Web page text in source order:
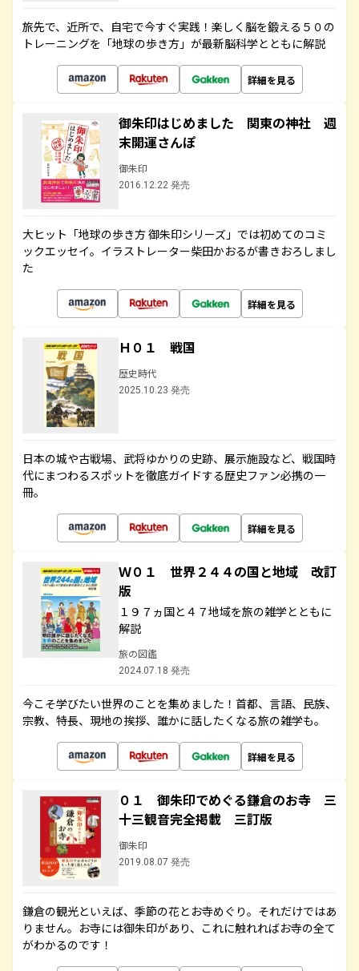
旅先で、近所で、自宅で今すぐ実践！楽しく脳を鍛える５０の
トレーニングを「地球の歩き方」が最新脳科学とともに解説
詳細を見る
御朱印はじめました 関東の神社 週
末開運さんぽ
御朱印
2016.12.22 発売
大ヒット「地球の歩き方 御朱印シリーズ」では初めてのコミ
ックエッセイ。イラストレーター柴田かおるが書きおろしまし
た
詳細を見る
Ｈ０１ 戦国
歴史時代
2025.10.23 発売
日本の城や古戦場、武将ゆかりの史跡、展示施設など、戦国時
代にまつわるスポットを徹底ガイドする歴史ファン必携の一
冊。
詳細を見る
Ｗ０１ 世界２４４の国と地域 改訂
版
１９７ヵ国と４７地域を旅の雑学とともに
解説
旅の図鑑
2024.07.18 発売
今こそ学びたい世界のことを集めました！首都、言語、民族、
宗教、特長、現地の挨拶、誰かに話したくなる旅の雑学も。
詳細を見る
０１ 御朱印でめぐる鎌倉のお寺 三
十三観音完全掲載 三訂版
御朱印
2019.08.07 発売
鎌倉の観光といえば、季節の花とお寺めぐり。それだけではあ
りません。お寺には御朱印があり、これに触れればお寺の全て
がわかるのです！